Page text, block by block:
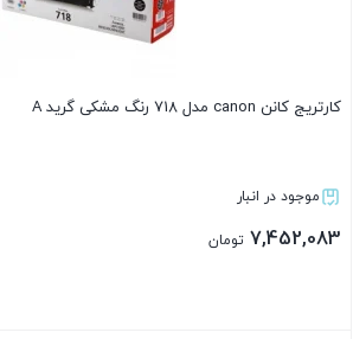
کارتریج کانن canon مدل 718 رنگ مشکی گرید A
موجود در انبار
7,452,083 تومان